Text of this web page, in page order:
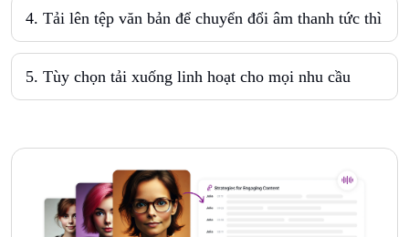
4. Tải lên tệp văn bản để chuyển đổi âm thanh tức thì
5. Tùy chọn tải xuống linh hoạt cho mọi nhu cầu